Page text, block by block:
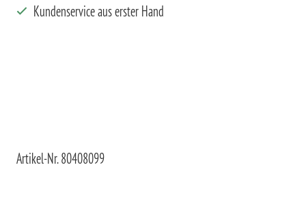
Kundenservice aus erster Hand
Artikel-Nr. 80408099